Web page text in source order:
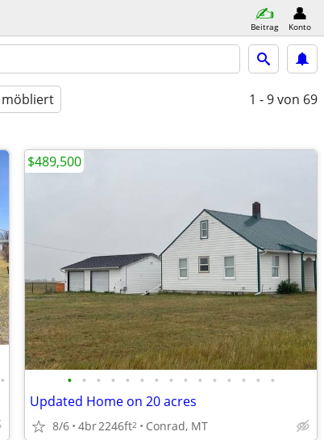
Beitrag Konto
möbliert 1 - 9von 69
• • • • • • • • • • • • • • • •
Updated Home on 20 acres
8/6 4br2246ft2 Conrad, MT
$489,500